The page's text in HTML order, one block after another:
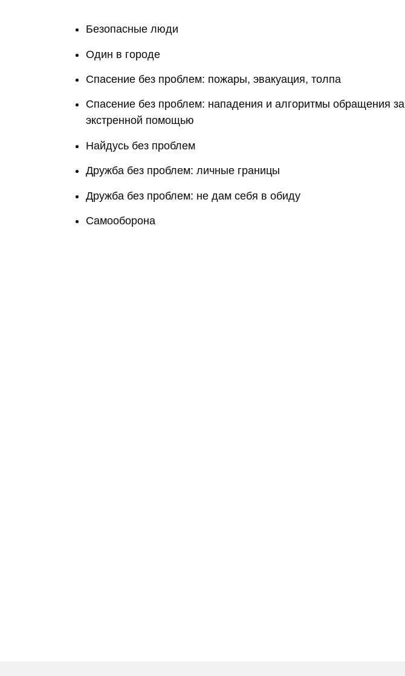
Безопасные люди
Один в городе
Спасение без проблем: пожары, эвакуация, толпа
Спасение без проблем: нападения и алгоритмы обращения за
экстренной помощью
Найдусь без проблем
Дружба без проблем: личные границы
Дружба без проблем: не дам себя в обиду
Самооборона